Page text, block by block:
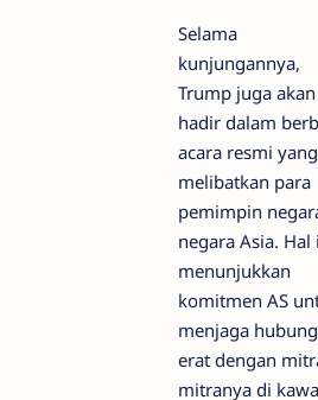
Selama
kunjungannya,
Trump juga akan
hadir dalam
acara resmi yang
melibatkan para
pemimpin
negara Asia. Hal
menunjukkan
komitmen AS
menjaga
erat dengan
mitranya di